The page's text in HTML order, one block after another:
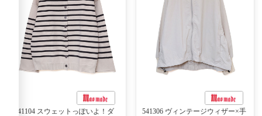
541104 スウェットっぽいよ！ダ
541306 ヴィンテージウィザー×手